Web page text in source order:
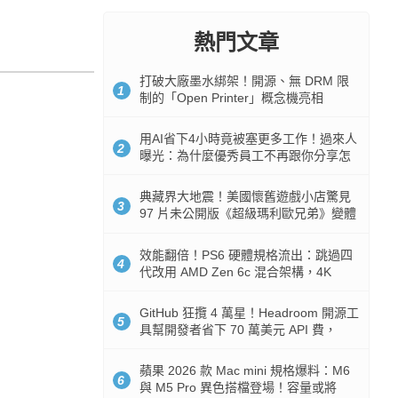
熱門文章
1
打破大廠墨水綁架！開源、無 DRM 限
制的「Open Printer」概念機亮相
2
用AI省下4小時竟被塞更多工作！過來人
曝光：為什麼優秀員工不再跟你分享怎
3
典藏界大地震！美國懷舊遊戲小店驚見
97 片未公開版《超級瑪利歐兄弟》變體
4
效能翻倍！PS6 硬體規格流出：跳過四
代改用 AMD Zen 6c 混合架構，4K
5
GitHub 狂攬 4 萬星！Headroom 開源工
具幫開發者省下 70 萬美元 API 費，
6
蘋果 2026 款 Mac mini 規格爆料：M6
與 M5 Pro 異色搭檔登場！容量或將